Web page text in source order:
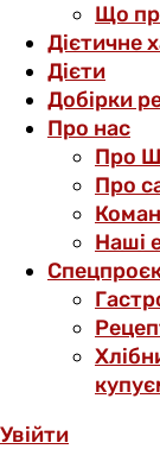
Що
Дієтичне
Дієти
Добірки
Про нас
Про
Про
Наші
Увійти